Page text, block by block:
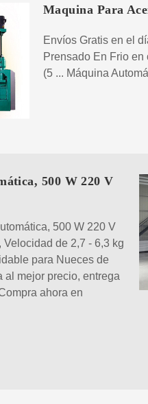
Maquina Para
Envíos Gratis en el
Prensado En Frio
(5 ... Máquina
500 W 220 V
500 W 220 V
de 2,7 - 6,3 kg
para Nueces de
al mejor precio, entrega
ahora en